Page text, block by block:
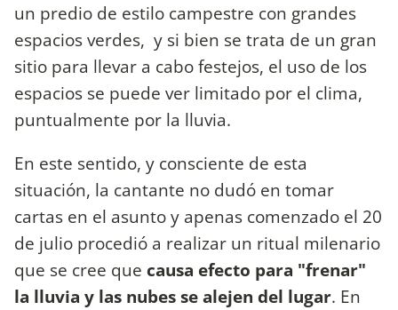
un predio de estilo campestre con grandes
espacios verdes, y si bien se trata de un gran
sitio para llevar a cabo festejos, el uso de los
espacios se puede ver limitado por el clima,
puntualmente por la lluvia.
En este sentido, y consciente de esta
situación, la cantante no dudó en tomar
cartas en el asunto y apenas comenzado el 20
de julio procedió a realizar un ritual milenario
que se cree que causa efecto para "frenar"
la lluvia y las nubes se alejen del lugar. En